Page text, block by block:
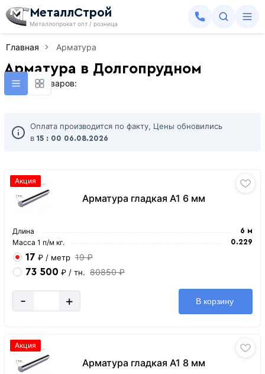
МеталлСтрой
Металлопрокат опт / розница
Главная Арматура
Арматура в Долгопрудном
Найдено товаров:
Оплата производится по факту, Цены обновились
в 15 : 00 06.08.2026
Арматура гладкая А1 6 мм
Акция
Длина 6 м
Масса 1 п/м кг. 0.229
17 ₽ / метр 19 ₽
73 500 ₽ / тн. 80850 ₽
- + В корзину
Арматура гладкая А1 8 мм
Акция